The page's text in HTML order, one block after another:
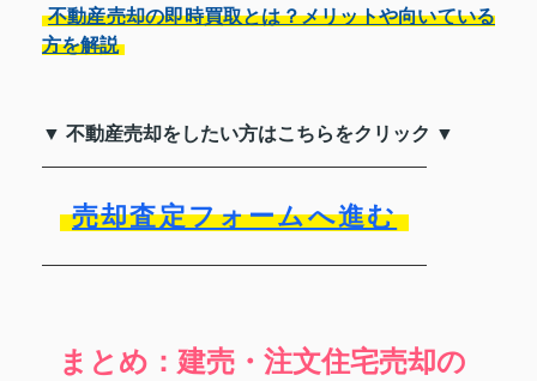
不動産売却の即時買取とは？メリットや向いている
方を解説
▼ 不動産売却をしたい方はこちらをクリック ▼
売却査定フォームへ進む
まとめ：建売・注文住宅売却の